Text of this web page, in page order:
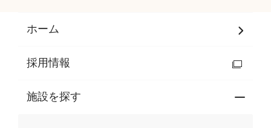
ホーム
採用情報
施設を探す